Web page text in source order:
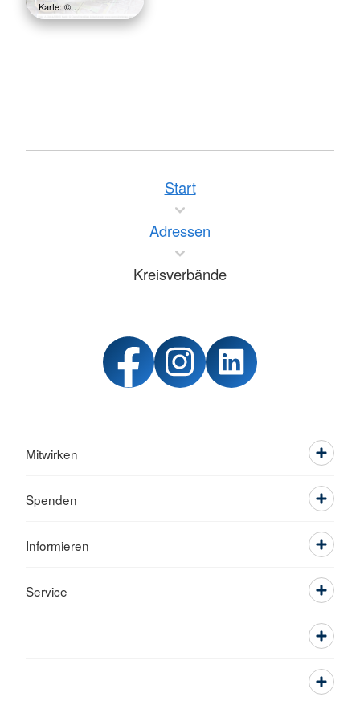
Karte: ©…
Start
Adressen
Kreisverbände
Mitwirken
Spenden
Informieren
Service